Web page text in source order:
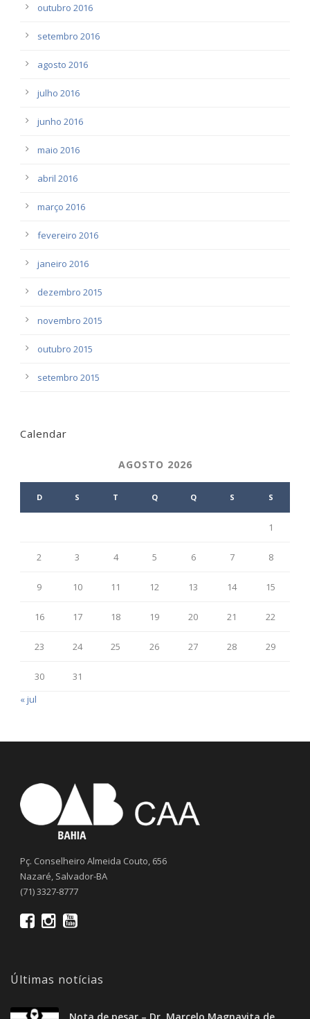
outubro 2016
setembro 2016
agosto 2016
julho 2016
junho 2016
maio 2016
abril 2016
março 2016
fevereiro 2016
janeiro 2016
dezembro 2015
novembro 2015
outubro 2015
setembro 2015
Calendar
AGOSTO 2026
D S T Q Q S S
1
2 3 4 5 6 7 8
9 10 11 12 13 14 15
16 17 18 19 20 21 22
23 24 25 26 27 28 29
30
31
« jul
Pç. Conselheiro Almeida Couto, 656
Nazaré, Salvador-BA
(71) 3327-8777
Últimas notícias
Nota de pesar – Dr. Marcelo Magnavita de